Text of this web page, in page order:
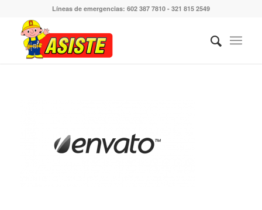
Líneas de emergencias: 602 387 7810 - 321 815 2549